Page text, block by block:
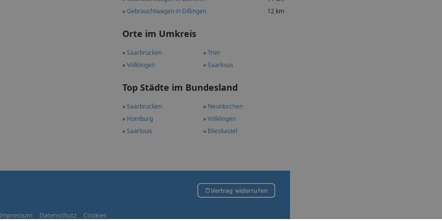
»Gebrauchtwagen in Dillingen 12 km
Orte im Umkreis
»Saarbrücken »Trier
»Völklingen »Saarlouis
Top Städte im Bundesland
»Saarbrücken » Neunkirchen
» Homburg »Völklingen
»Saarlouis » Blieskastel
Vertrag widerrufen
Datenschutz Cookies